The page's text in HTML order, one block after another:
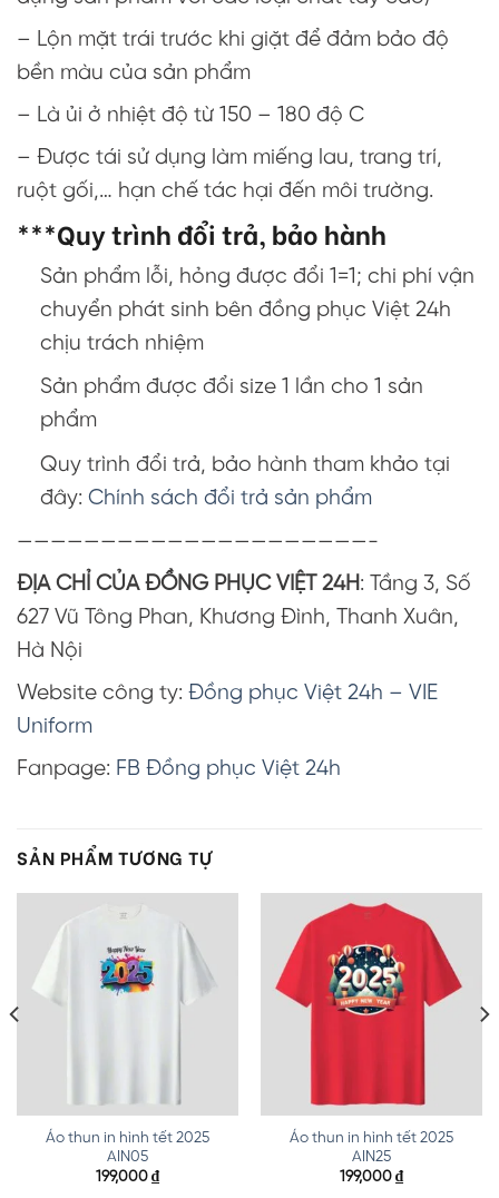
– Lộn mặt trái trước khi giặt để đảm bảo độ
bền màu của sản phẩm
– Là ủi ở nhiệt độ từ 150 – 180 độ C
– Được tái sử dụng làm miếng lau, trang trí,
ruột gối,… hạn chế tác hại đến môi trường.
***Quy trình đổi trả, bảo hành
Sản phẩm lỗi, hỏng được đổi 1=1; chi phí vận
chuyển phát sinh bên đồng phục Việt 24h
chịu trách nhiệm
Sản phẩm được đổi size 1 lần cho 1 sản
phẩm
Quy trình đổi trả, bảo hành tham khảo tại
đây: Chính sách đổi trả sản phẩm
—————————————————————-
ĐỊA CHỈ CỦA ĐỒNG PHỤC VIỆT 24H: Tầng 3, Số
627 Vũ Tông Phan, Khương Đình, Thanh Xuân,
Hà Nội
Website công ty: Đồng phục Việt 24h – VIE
Uniform
Fanpage: FB Đồng phục Việt 24h
SẢN PHẨM TƯƠNG TỰ
Áo thun in hình tết 2025
AIN05
199,000 ₫
Áo thun in hình tết 2025
AIN25
199,000 ₫